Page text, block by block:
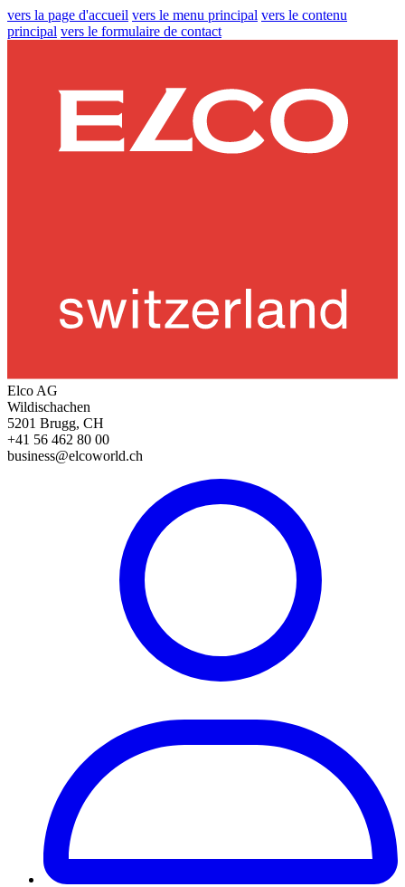
vers la page d'accueil vers le menu principal vers le contenu
principal vers le formulaire de contact
Elco AG
Wildischachen
5201 Brugg, CH
+41 56 462 80 00
business@elcoworld.ch